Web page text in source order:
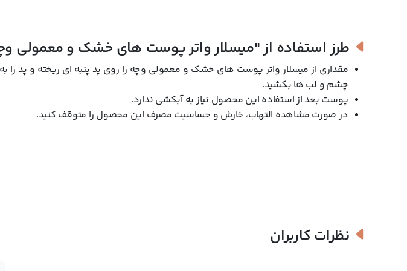
طرز استفاده از"میسلار واتر پوست های خشک و معمولی
مقداری از میسلار واتر پوست های خشک و معمولی وچه را روی پد پنبه ای ریخته و پد را
چشم و لب ها بکشید.
پوست بعد از استفاده این محصول نیاز به آبکشی ندارد.
در صورت مشاهده التهاب، خارش و حساسیت مصرف این محصول را متوقف کنید.
نظرات کاربران